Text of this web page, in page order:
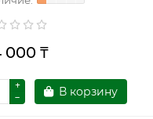
000 ₸
В корзину